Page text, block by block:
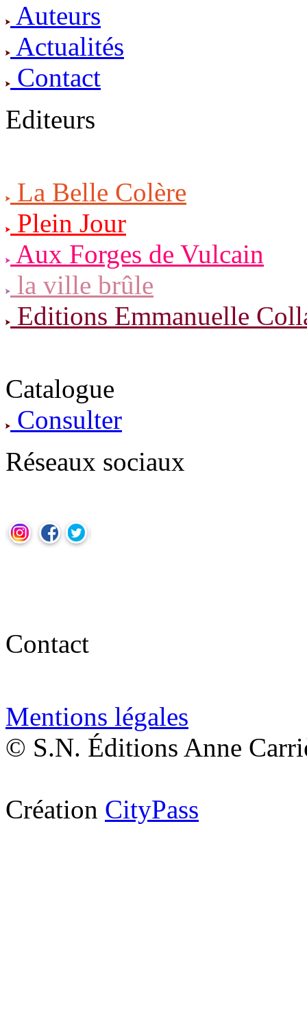
Auteurs
Actualités
Contact
Editeurs
La Belle Colère
Plein Jour
Aux Forges de Vulcain
la ville brûle
Editions Emmanuelle
Catalogue
Consulter
Réseaux sociaux
Contact
Mentions légales
© S.N. Éditions Anne
Création CityPass